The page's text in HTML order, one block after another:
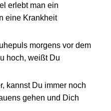
erlebt man ein
eine Krankheit
morgens vor dem
hoch, weißt Du
kannst Du immer noch
gehen und Dich